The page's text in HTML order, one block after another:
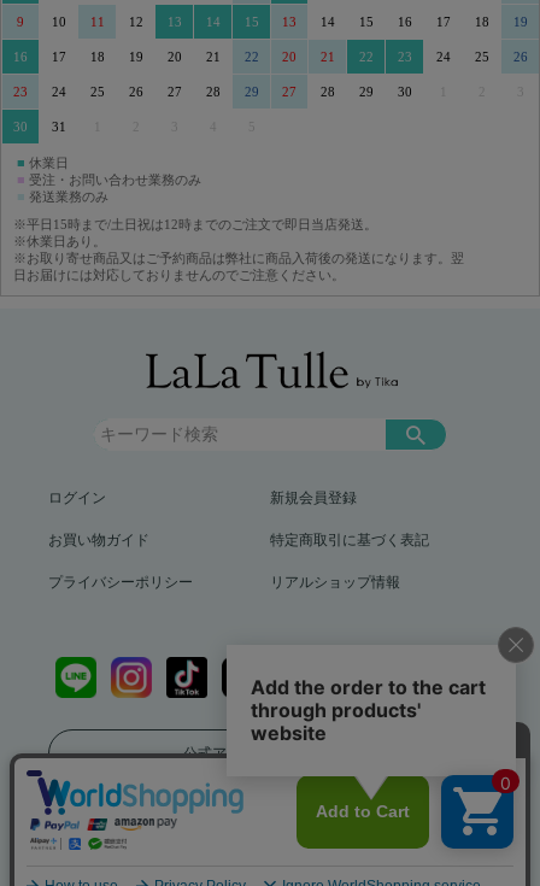
9 10 11 12 13 14 15
16 17 18 19 20 21 22
23 24 25 26 27 28 29
30 31 3 5
13 14 15 16 17 18 19
20 21 22 23 24 25 26
27 28 29 30 3
■ 休業日
■ 受注・お問い合わせ業務のみ
■ 発送業務のみ
※平日15時まで/土日祝は12時までのご注文で即日当店発送。
※休業日あり。
※お取り寄せ商品又はご予約商品は弊社に商品入荷後の発送になります。翌
日お届けには対応しておりませんのでご注意ください。
ログイン 新規会員登録
お買い物ガイド 特定商取引に基づく表記
プライバシーポリシー リアルショップ情報
公式アプリをダウンロード
送料799円（沖縄、離島を除く）12,000円以上で送料無料